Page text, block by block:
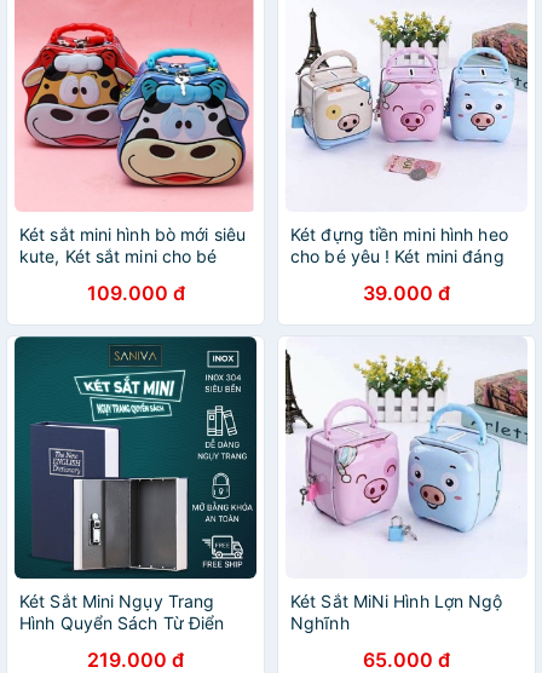
Két sắt mini hình bò mới siêu
kute, Két sắt mini cho bé
109.000 đ
Két đựng tiền mini hình heo
cho bé yêu ! Két mini đáng
39.000 đ
Két Sắt Mini Ngụy Trang
Hình Quyển Sách Từ Điển
Mật Cao Cấp219.000 đ
Két Sắt MiNi Hình Lợn Ngộ
Nghĩnh
65.000 đ